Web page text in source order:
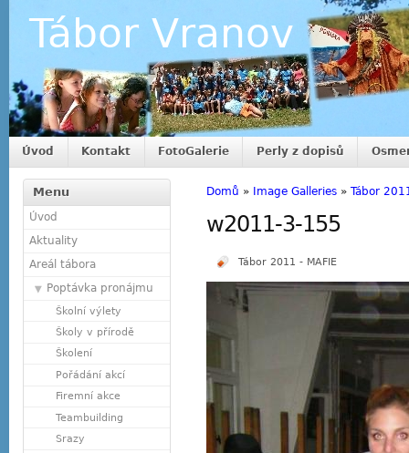
Tábor Vranov
Úvod Kontakt FotoGalerie Perly z dopisů
Menu
Úvod
Aktuality
Areál tábora
Poptávka pronájmu
Školní výlety
Školy v přírodě
Školení
Pořádání akcí
Firemní akce
Teambuilding
Srazy
Domů » Image Galleries » Tábor
w2011-3-155
Tábor 2011 - MAFIE